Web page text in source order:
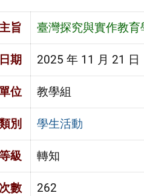
旨 臺灣探究與實作教育
期 2025 年 11 月 21 日
位 教學組
別 學生活動
級 轉知
數 262